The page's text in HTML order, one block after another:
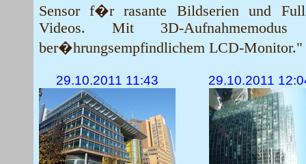
Sensor f�r rasante Bildserien und
Videos. Mit 3D-Aufnahmemodus
ber�hrungsempfindlichem LCD-Monitor."
29.10.2011 11:43 29.10.2011